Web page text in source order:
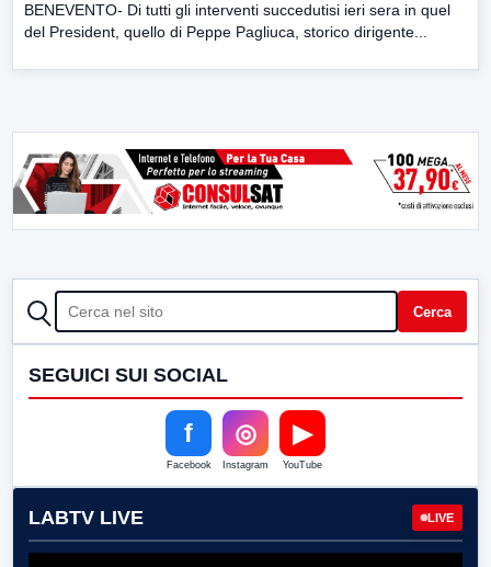
BENEVENTO- Di tutti gli interventi succedutisi ieri sera in quel
del President, quello di Peppe Pagliuca, storico dirigente...
CERCA Cerca
SEGUICI SUI SOCIAL
f
Facebook
◎
Instagram
▶
YouTube
LABTV LIVE LIVE